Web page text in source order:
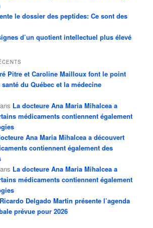
le dossier des peptides: Ce sont des
d’un quotient intellectuel plus élevé
Pitre et Caroline Mailloux font le point
du Québec et la médecine
La docteure Ana Maria Mihalcea a
médicaments contiennent également
Ana Maria Mihalcea a découvert
contiennent également des
La docteure Ana Maria Mihalcea a
médicaments contiennent également
Ricardo Delgado Martin présente l’agenda
prévue pour 2026